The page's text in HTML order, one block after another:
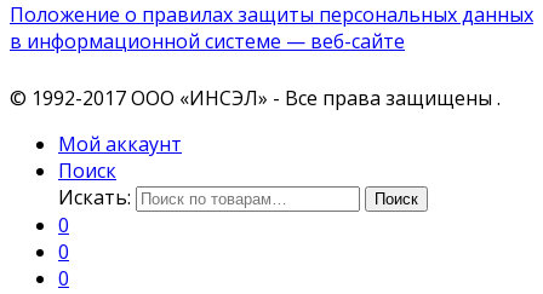
Положение о правилах защиты персональных данных
в информационной системе — веб-сайте
© 1992-2017 ООО «ИНСЭЛ» - Все права защищены .
Мой аккаунт
Поиск
Искать:
Поиск
0
0
0